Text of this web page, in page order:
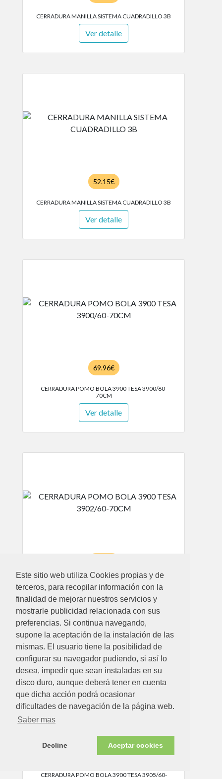
Este sitio web utiliza Cookies propias y de
terceros, para recopilar información con la
finalidad de mejorar nuestros servicios y
mostrarle publicidad relacionada con sus
preferencias. Si continua navegando,
supone la aceptación de la instalación de las
mismas. El usuario tiene la posibilidad de
configurar su navegador pudiendo, si así lo
desea, impedir que sean instaladas en su
disco duro, aunque deberá tener en cuenta
que dicha acción podrá ocasionar
dificultades de navegación de la página web.
Saber mas
Decline Aceptar cookies
CERRADURA MANILLA SISTEMA CUADRADILLO 3B
Ver detalle
52.15€
CERRADURA MANILLA SISTEMA CUADRADILLO 3B
Ver detalle
69.96€
CERRADURA POMO BOLA 3900 TESA 3900/60-
70CM
Ver detalle
CERRADURA POMO BOLA 3900 TESA 3902/60-
70CM
Ver detalle
45.47€
CERRADURA POMO BOLA 3900 TESA 3905/60-